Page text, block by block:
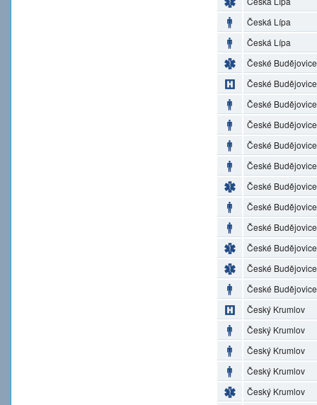
Česká Lípa
Česká Lípa
České Budějovice
České Budějovice
České Budějovice
České Budějovice
České Budějovice
České Budějovice
České Budějovice
České Budějovice
České Budějovice
České Budějovice
České Budějovice
České Budějovice
Český Krumlov
Český Krumlov
Český Krumlov
Český Krumlov
Český Krumlov